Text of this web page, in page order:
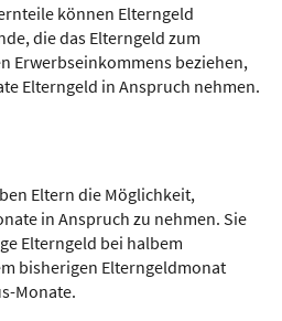
können Elterngeld
die das Elterngeld zum
Erwerbseinkommens beziehen,
Elterngeld in Anspruch nehmen.
Eltern die Möglichkeit,
in Anspruch zu nehmen. Sie
Elterngeld bei halbem
bisherigen Elterngeldmonat
Monate.